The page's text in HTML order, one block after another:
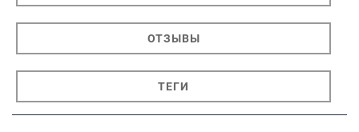
ОТЗЫВЫ
ТЕГИ